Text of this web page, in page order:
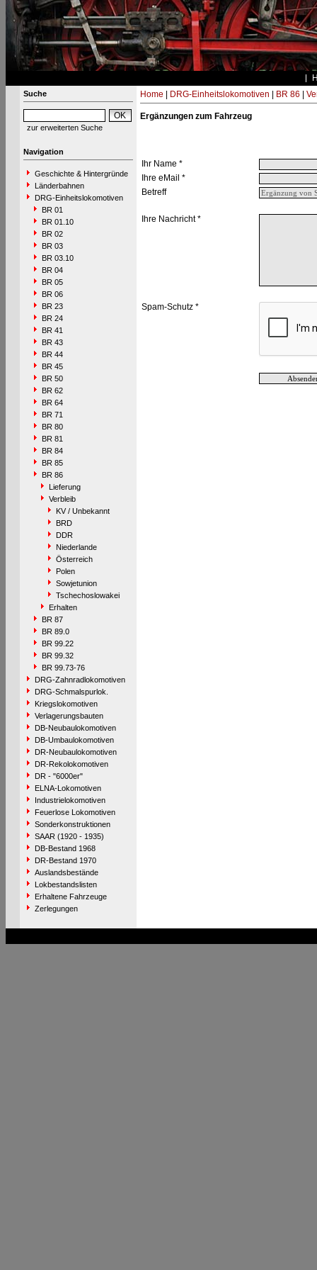
Suche
zur erweiterten Suche
Navigation
Geschichte & Hintergründe
Länderbahnen
DRG-Einheitslokomotiven
BR 01
BR 01.10
BR 02
BR 03
BR 03.10
BR 04
BR 05
BR 06
BR 23
BR 24
BR 41
BR 43
BR 44
BR 45
BR 50
BR 62
BR 64
BR 71
BR 80
BR 81
BR 84
BR 85
BR 86
Lieferung
Verbleib
KV / Unbekannt
BRD
DDR
Niederlande
Österreich
Polen
Sowjetunion
Tschechoslowakei
Erhalten
BR 87
BR 89.0
BR 99.22
BR 99.32
BR 99.73-76
DRG-Zahnradlokomotiven
DRG-Schmalspurlok.
Kriegslokomotiven
Verlagerungsbauten
DB-Neubaulokomotiven
DB-Umbaulokomotiven
DR-Neubaulokomotiven
DR-Rekolokomotiven
DR - "6000er"
ELNA-Lokomotiven
Industrielokomotiven
Feuerlose Lokomotiven
Sonderkonstruktionen
SAAR (1920 - 1935)
DB-Bestand 1968
DR-Bestand 1970
Auslandsbestände
Lokbestandslisten
Erhaltene Fahrzeuge
Zerlegungen
Home DRG-Einheitslokomotiven BR 86
Ergänzungen zum Fahrzeug
Ihr Name *
Ihre eMail *
Betreff
Ihre Nachricht *
Spam-Schutz *